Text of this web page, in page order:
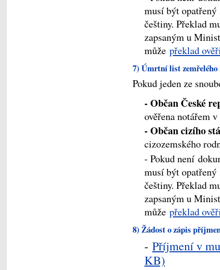
musí být
češtiny. Překlad
zapsaným u
může překlad
7) Úmrtní list zemřelého
Pokud jeden ze
- Občan České
ověřena notářem
- Občan cizího
cizozemského
- Pokud není
musí být
češtiny. Překlad
zapsaným u
může překlad
8) Žádost o zápis
- Příjmení v
KB)